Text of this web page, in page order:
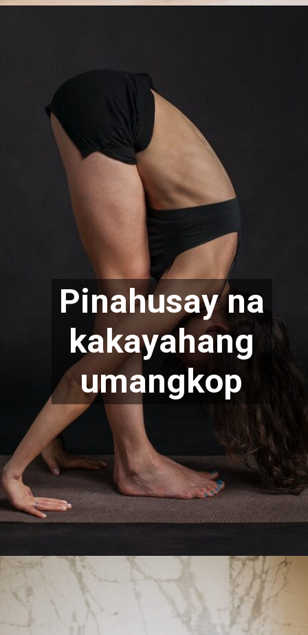
Pinahusay na
kakayahang
umangkop